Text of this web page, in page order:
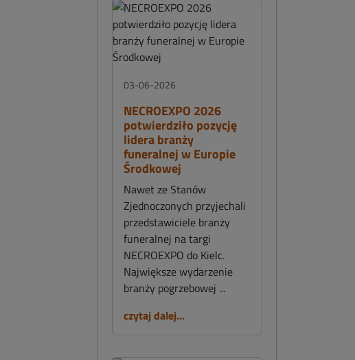
03-06-2026
NECROEXPO 2026
potwierdziło pozycję
lidera branży
funeralnej w Europie
Środkowej
Nawet ze Stanów
Zjednoczonych przyjechali
przedstawiciele branży
funeralnej na targi
NECROEXPO do Kielc.
Największe wydarzenie
branży pogrzebowej ...
czytaj dalej...